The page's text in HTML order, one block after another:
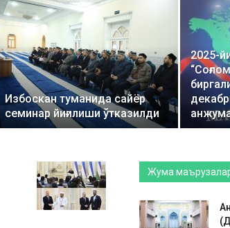
Избоскан туманида сайёр
семинар йиғилиши ўтказилди
2025-
Жума